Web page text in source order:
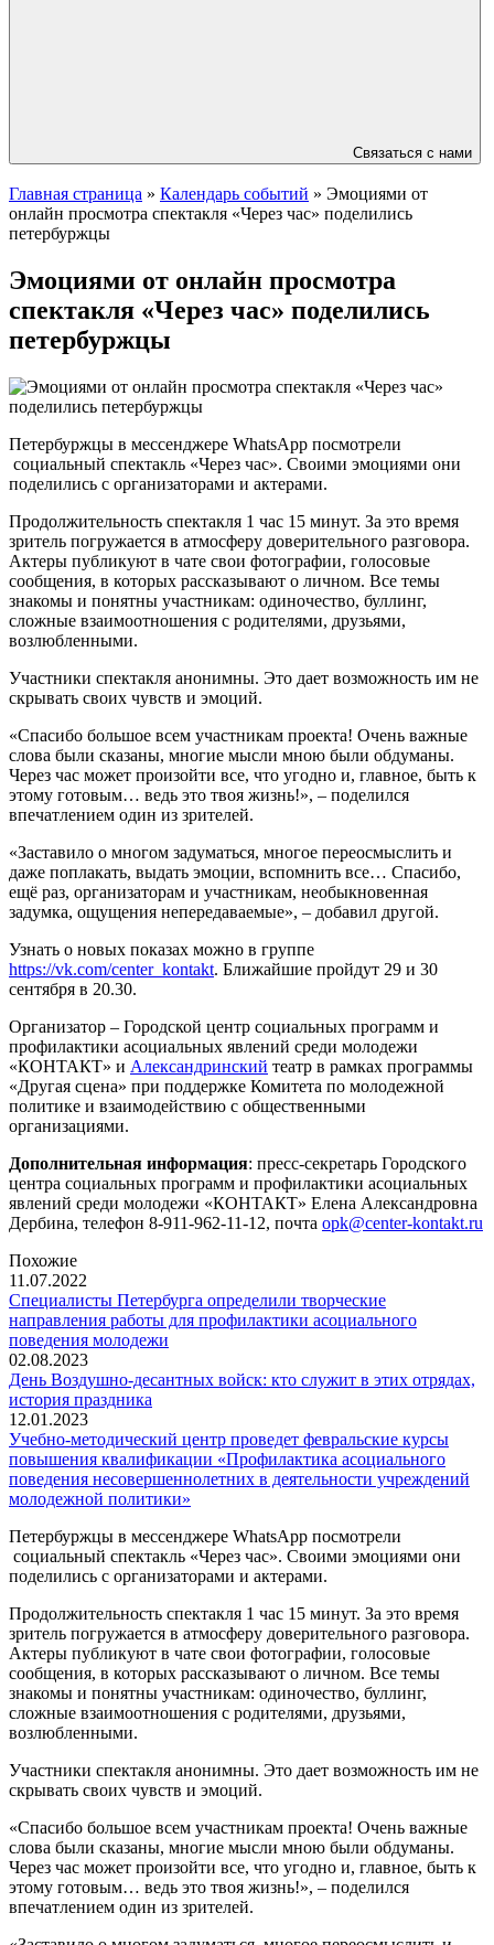
Связаться с нами
Главная страница » Календарь событий » Эмоциями от
онлайн просмотра спектакля «Через час» поделились
петербуржцы
Эмоциями от онлайн просмотра
спектакля «Через час» поделились
петербуржцы
Петербуржцы в мессенджере WhatsApp посмотрели
социальный спектакль «Через час». Своими эмоциями они
поделились с организаторами и актерами.
Продолжительность спектакля 1 час 15 минут. За это время
зритель погружается в атмосферу доверительного разговора.
Актеры публикуют в чате свои фотографии, голосовые
сообщения, в которых рассказывают о личном. Все темы
знакомы и понятны участникам: одиночество, буллинг,
сложные взаимоотношения с родителями, друзьями,
возлюбленными.
Участники спектакля анонимны. Это дает возможность им не
скрывать своих чувств и эмоций.
«Спасибо большое всем участникам проекта! Очень важные
слова были сказаны, многие мысли мною были обдуманы.
Через час может произойти все, что угодно и, главное, быть к
этому готовым… ведь это твоя жизнь!», – поделился
впечатлением один из зрителей.
«Заставило о многом задуматься, многое переосмыслить и
даже поплакать, выдать эмоции, вспомнить все… Спасибо,
ещё раз, организаторам и участникам, необыкновенная
задумка, ощущения непередаваемые», – добавил другой.
Узнать о новых показах можно в группе
https://vk.com/center_kontakt. Ближайшие пройдут 29 и 30
сентября в 20.30.
Организатор – Городской центр социальных программ и
профилактики асоциальных явлений среди молодежи
«КОНТАКТ» и Александринский театр в рамках программы
«Другая сцена» при поддержке Комитета по молодежной
политике и взаимодействию с общественными
организациями.
Дополнительная информация: пресс-секретарь Городского
центра социальных программ и профилактики асоциальных
явлений среди молодежи «КОНТАКТ» Елена Александровна
Дербина, телефон 8-911-962-11-12, почта opk@center-kontakt.ru
Похожие
11.07.2022
Специалисты Петербурга определили творческие
направления работы для профилактики асоциального
поведения молодежи
02.08.2023
День Воздушно-десантных войск: кто служит в этих отрядах,
история праздника
12.01.2023
Учебно-методический центр проведет февральские курсы
повышения квалификации «Профилактика асоциального
поведения несовершеннолетних в деятельности учреждений
молодежной политики»
Петербуржцы в мессенджере WhatsApp посмотрели
социальный спектакль «Через час». Своими эмоциями они
поделились с организаторами и актерами.
Продолжительность спектакля 1 час 15 минут. За это время
зритель погружается в атмосферу доверительного разговора.
Актеры публикуют в чате свои фотографии, голосовые
сообщения, в которых рассказывают о личном. Все темы
знакомы и понятны участникам: одиночество, буллинг,
сложные взаимоотношения с родителями, друзьями,
возлюбленными.
Участники спектакля анонимны. Это дает возможность им не
скрывать своих чувств и эмоций.
«Спасибо большое всем участникам проекта! Очень важные
слова были сказаны, многие мысли мною были обдуманы.
Через час может произойти все, что угодно и, главное, быть к
этому готовым… ведь это твоя жизнь!», – поделился
впечатлением один из зрителей.